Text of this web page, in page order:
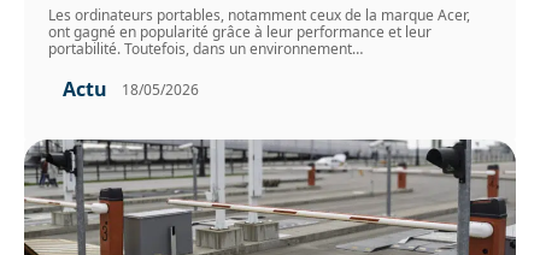
Les ordinateurs portables, notamment ceux de la marque Acer,
ont gagné en popularité grâce à leur performance et leur
portabilité. Toutefois, dans un environnement…
Actu 18/05/2026